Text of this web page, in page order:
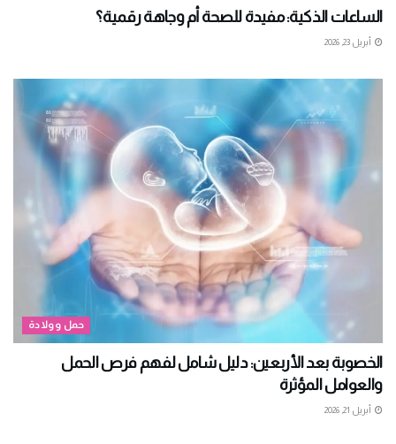
الساعات الذكية: مفيدة للصحة أم وجاهة رقمية؟
أبريل 23, 2026
حمل وولادة
الخصوبة بعد الأربعين: دليل شامل لفهم فرص الحمل
والعوامل المؤثرة
أبريل 21, 2026